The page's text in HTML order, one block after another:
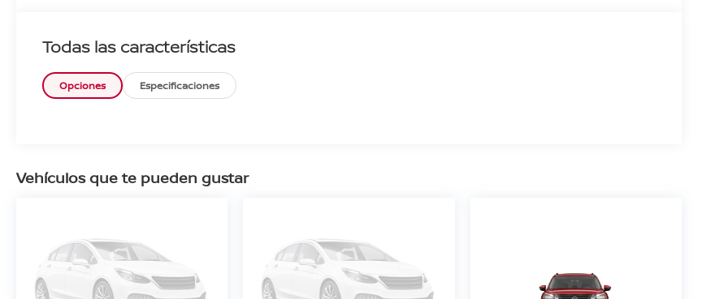
Todas las características
Opciones Especificaciones
Vehículos que te pueden gustar